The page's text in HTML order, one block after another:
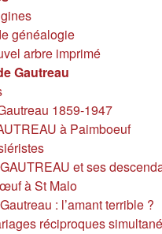
généalogie
arbre imprimé
Gautreau
1859-1947
à Paimboeuf
et ses
à St Malo
: l’amant terrible ?
réciproques